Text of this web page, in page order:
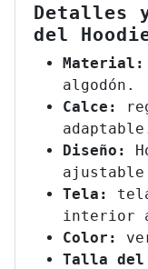
Detalles
del
Material:
algodón.
Calce:
Diseño:
Tela:
interior
Color:
Talla del